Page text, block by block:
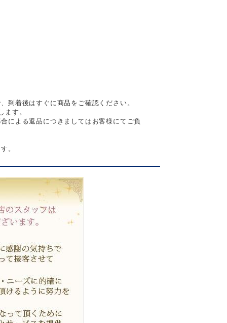
到着後はすぐに商品をご確認ください。
す。
による返品につきましてはお客様にてご負
。